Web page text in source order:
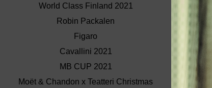
World Class Finland 2021
Robin Packalen
Figaro
Cavallini 2021
MB CUP 2021
Moët & Chandon x Teatteri Christmas